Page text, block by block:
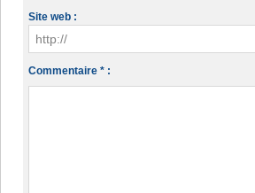
Site web :
Commentaire * :